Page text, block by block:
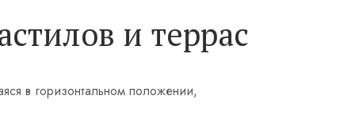
и террас
в горизонтальном положении,